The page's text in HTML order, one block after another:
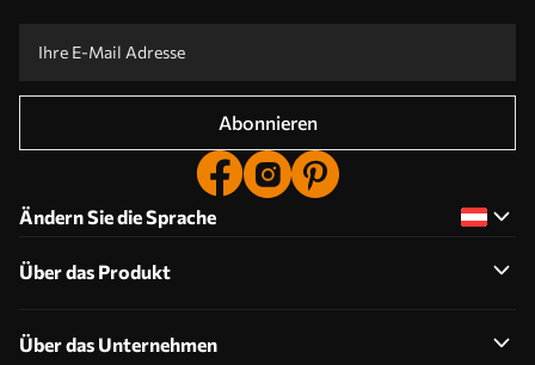
Abonnieren
Ändern Sie die Sprache
Über das Produkt
Über das Unternehmen